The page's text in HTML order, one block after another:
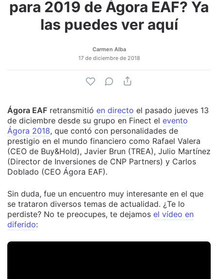
para 2019 de Ágora EAF? Ya
las puedes ver aquí
Carmen Alba
17 de diciembre de 2018
Ágora EAF retransmitió en directo el pasado jueves 13
de diciembre desde su grupo en Finect el evento
Ágora 2018, que contó con personalidades de
prestigio en el mundo financiero como Rafael Valera
(CEO de Buy&Hold), Javier Brun (TREA), Julio Martínez
(Director de Inversiones de CNP Partners) y Carlos
Doblado (CEO Ágora EAF).
Sin duda, fue un encuentro muy interesante en el que
se trataron diversos temas de actualidad. ¿Te lo
perdiste? No te preocupes, te dejamos el vídeo en
diferido: